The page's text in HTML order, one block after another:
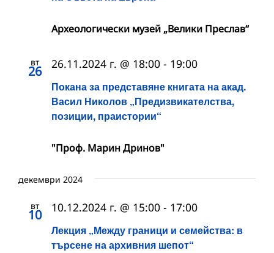
Археологически музей „Велики Преслав“
вт
26
Покана за представяне книгата на акад.
Васил Николов „Предизвикателства,
позиции, праистории“
26.11.2024 г. @ 18:00 - 19:00
"Проф. Марин Дринов"
декември 2024
вт
10
Лекция „Между граници и семейства: в
търсене на архивния шепот“
10.12.2024 г. @ 15:00 - 17:00